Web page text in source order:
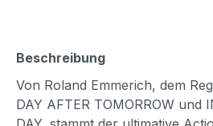
Beschreibung
Von Roland Emmerich, dem
DAY AFTER TOMORROW und